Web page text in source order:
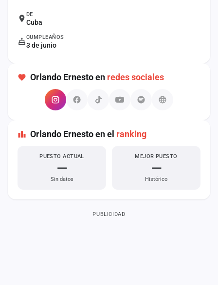
DE
Cuba
CUMPLEAÑOS
3 de junio
Orlando Ernesto en redes sociales
Orlando Ernesto en el ranking
PUESTO ACTUAL
—
Sin datos
MEJOR PUESTO
—
Histórico
PUBLICIDAD